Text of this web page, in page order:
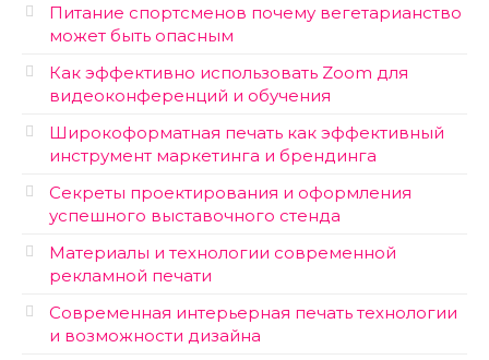
Питание спортсменов почему вегетарианство
может быть опасным
Как эффективно использовать Zoom для
видеоконференций и обучения
Широкоформатная печать как эффективный
инструмент маркетинга и брендинга
Секреты проектирования и оформления
успешного выставочного стенда
Материалы и технологии современной
рекламной печати
Современная интерьерная печать технологии
и возможности дизайна